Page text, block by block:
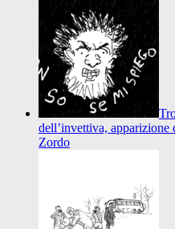
dell’invettiva,
Zordo